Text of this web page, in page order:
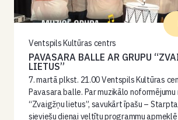
Ventspils Kultūras centrs
PAVASARA BALLE AR GRUPU
LIETUS”
7. martā plkst. 21.00 Ventspils Kultūras
Pavasara balle. Par muzikālo
“Zvaigžņu lietus”, savukārt īpašu –
sieviešu dienai veltītu programmu